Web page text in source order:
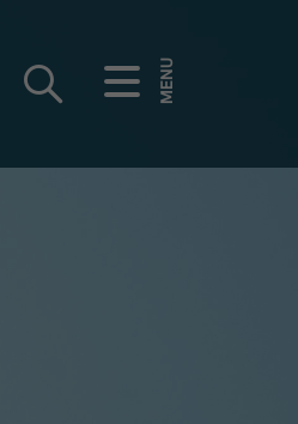
MENU